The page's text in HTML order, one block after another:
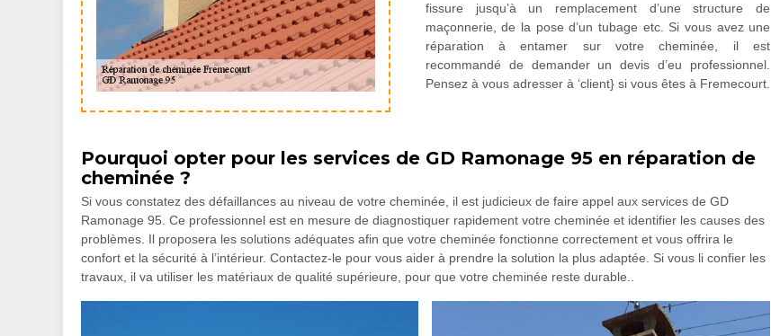
fissure jusqu’à un remplacement d’une structure de
maçonnerie, de la pose d’un tubage etc. Si vous avez une
réparation à entamer sur votre cheminée, il est
recommandé de demander un devis d’eu professionnel.
Pensez à vous adresser à ‘client} si vous êtes à Fremecourt.
Pourquoi opter pour les services de GD Ramonage 95 en réparation de
cheminée ?
Si vous constatez des défaillances au niveau de votre cheminée, il est judicieux de faire appel aux services de GD
Ramonage 95. Ce professionnel est en mesure de diagnostiquer rapidement votre cheminée et identifier les causes des
problèmes. Il proposera les solutions adéquates afin que votre cheminée fonctionne correctement et vous offrira le
confort et la sécurité à l’intérieur. Contactez-le pour vous aider à prendre la solution la plus adaptée. Si vous li confier les
travaux, il va utiliser les matériaux de qualité supérieure, pour que votre cheminée reste durable..